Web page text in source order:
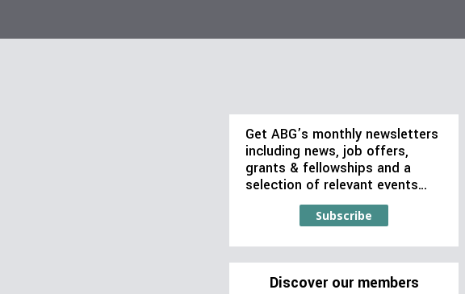
Get ABG’s monthly newsletters
including news, job offers,
grants & fellowships and a
selection of relevant events…
Subscribe
Discover our members